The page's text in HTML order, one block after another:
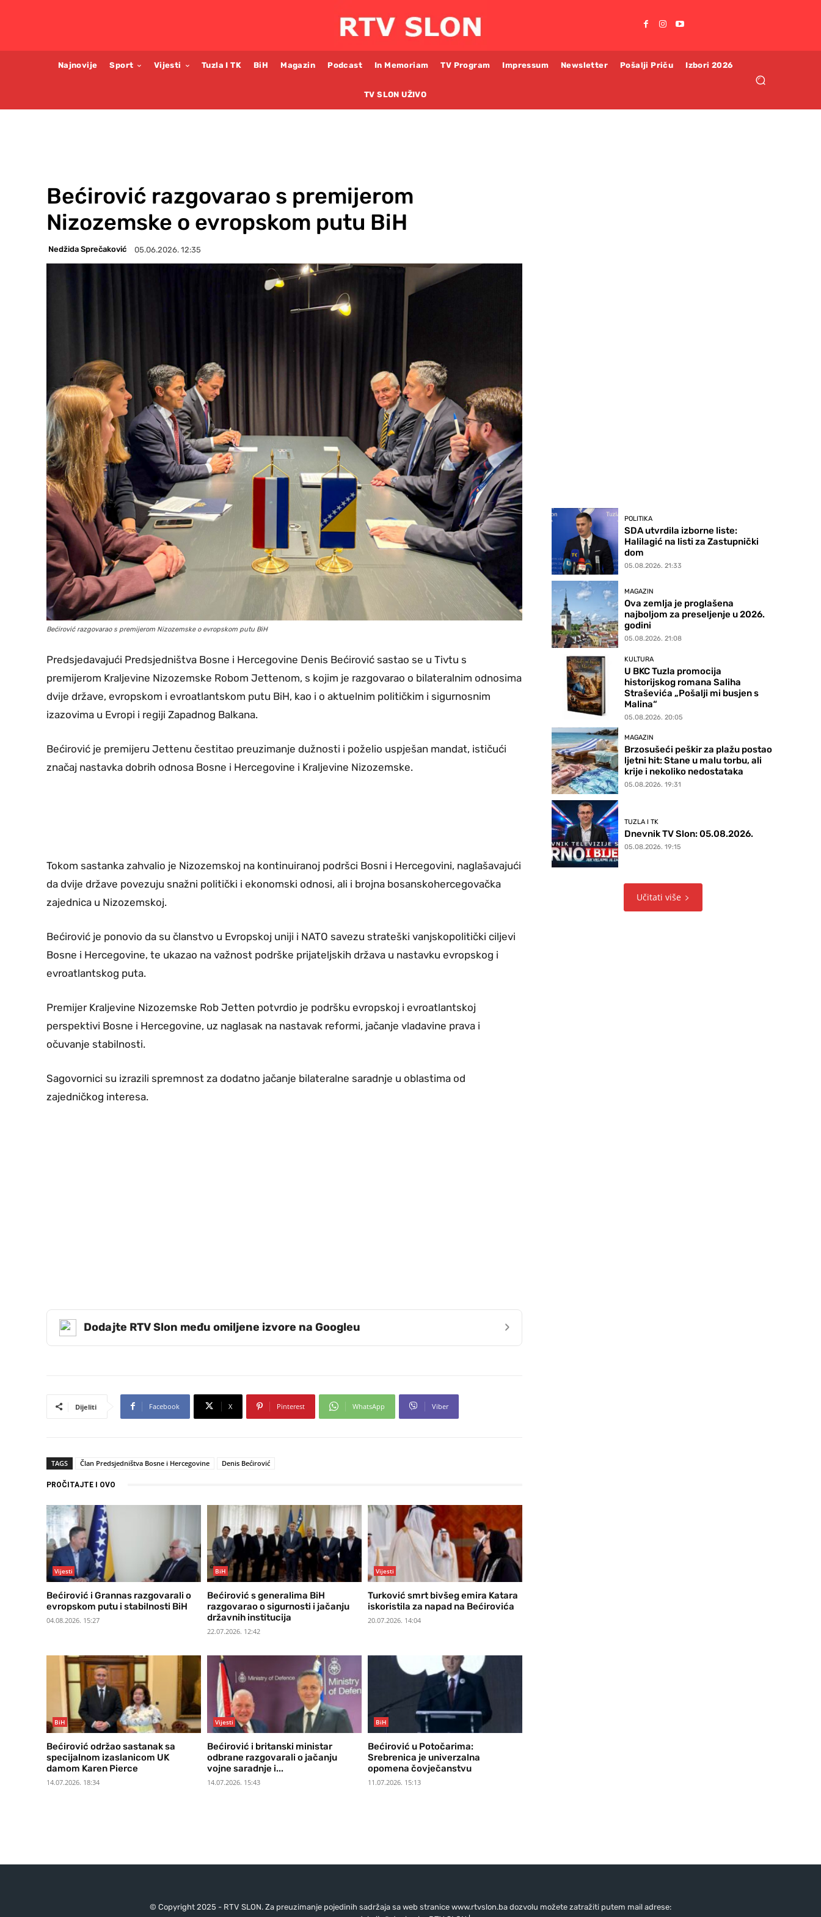
Najnovije Sport Vijesti Tuzla I TK BiH Magazin Podcast In Memoriam TV Program Impressum Newsletter Pošalji Priču Izbori 2026
TV SLON UŽIVO
Bećirović razgovarao s premijerom
Nizozemske o evropskom putu BiH
Nedžida Sprečaković 05.06.2026. 12:35
Bećirović razgovarao s premijerom Nizozemske o evropskom putu BiH
Predsjedavajući Predsjedništva Bosne i Hercegovine Denis Bećirović sastao se u Tivtu s
premijerom Kraljevine Nizozemske Robom Jettenom, s kojim je razgovarao o bilateralnim odnosima
dvije države, evropskom i evroatlantskom putu BiH, kao i o aktuelnim političkim i sigurnosnim
izazovima u Evropi i regiji Zapadnog Balkana.
Bećirović je premijeru Jettenu čestitao preuzimanje dužnosti i poželio uspješan mandat, ističući
značaj nastavka dobrih odnosa Bosne i Hercegovine i Kraljevine Nizozemske.
Tokom sastanka zahvalio je Nizozemskoj na kontinuiranoj podršci Bosni i Hercegovini, naglašavajući
da dvije države povezuju snažni politički i ekonomski odnosi, ali i brojna bosanskohercegovačka
zajednica u Nizozemskoj.
Bećirović je ponovio da su članstvo u Evropskoj uniji i NATO savezu strateški vanjskopolitički ciljevi
Bosne i Hercegovine, te ukazao na važnost podrške prijateljskih država u nastavku evropskog i
evroatlantskog puta.
Premijer Kraljevine Nizozemske Rob Jetten potvrdio je podršku evropskoj i evroatlantskoj
perspektivi Bosne i Hercegovine, uz naglasak na nastavak reformi, jačanje vladavine prava i
očuvanje stabilnosti.
Sagovornici su izrazili spremnost za dodatno jačanje bilateralne saradnje u oblastima od
zajedničkog interesa.
Dodajte RTV Slon među omiljene izvore na Googleu ›
Dijeliti Facebook X Pinterest WhatsApp Viber
TAGS Član Predsjedništva Bosne i Hercegovine Denis Bećirović
PROČITAJTE I OVO
Vijesti
Bećirović i Grannas razgovarali o
evropskom putu i stabilnosti BiH
04.08.2026. 15:27
BiH
Bećirović s generalima BiH
razgovarao o sigurnosti i jačanju
državnih institucija
22.07.2026. 12:42
Vijesti
Turković smrt bivšeg emira Katara
iskoristila za napad na Bećirovića
20.07.2026. 14:04
BiH
Bećirović održao sastanak sa
specijalnom izaslanicom UK
damom Karen Pierce
14.07.2026. 18:34
Vijesti
Bećirović i britanski ministar
odbrane razgovarali o jačanju
vojne saradnje i...
14.07.2026. 15:43
BiH
Bećirović u Potočarima:
Srebrenica je univerzalna
opomena čovječanstvu
11.07.2026. 15:13
POLITIKA
SDA utvrdila izborne liste:
Halilagić na listi za Zastupnički
dom
05.08.2026. 21:33
MAGAZIN
Ova zemlja je proglašena
najboljom za preseljenje u 2026.
godini
05.08.2026. 21:08
KULTURA
U BKC Tuzla promocija
historijskog romana Saliha
Straševića „Pošalji mi busjen s
Malina“
05.08.2026. 20:05
MAGAZIN
Brzosušeći peškir za plažu postao
ljetni hit: Stane u malu torbu, ali
krije i nekoliko nedostataka
05.08.2026. 19:31
TUZLA I TK
Dnevnik TV Slon: 05.08.2026.
05.08.2026. 19:15
Učitati više
© Copyright 2025 - RTV SLON. Za preuzimanje pojedinih sadržaja sa web stranice www.rtvslon.ba dozvolu možete zatražiti putem mail adrese: